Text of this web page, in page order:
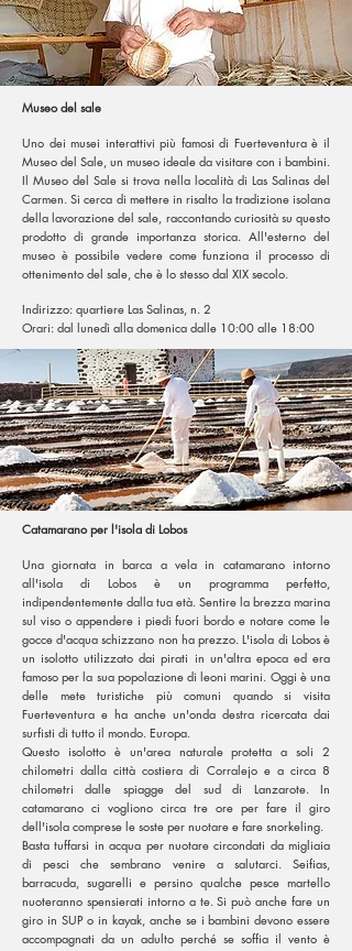
Museo del sale
Uno dei musei interattivi più famosi di Fuerteventura è il
Museo del Sale, un museo ideale da visitare con i bambini.
Il Museo del Sale si trova nella località di Las Salinas del
Carmen. Si cerca di mettere in risalto la tradizione isolana
della lavorazione del sale, raccontando curiosità su questo
prodotto di grande importanza storica. All'esterno del
museo è possibile vedere come funziona il processo di
ottenimento del sale, che è lo stesso dal XIX secolo.
Indirizzo: quartiere Las Salinas, n. 2
Orari: dal lunedì alla domenica dalle 10:00 alle 18:00
Catamarano per l'isola di Lobos
Una giornata in barca a vela in catamarano intorno
all'isola di Lobos è un programma perfetto,
indipendentemente dalla tua età. Sentire la brezza marina
sul viso o appendere i piedi fuori bordo e notare come le
gocce d'acqua schizzano non ha prezzo. L'isola di Lobos è
un isolotto utilizzato dai pirati in un'altra epoca ed era
famoso per la sua popolazione di leoni marini. Oggi è una
delle mete turistiche più comuni quando si visita
Fuerteventura e ha anche un'onda destra ricercata dai
surfisti di tutto il mondo. Europa.
Questo isolotto è un'area naturale protetta a soli 2
chilometri dalla città costiera di Corralejo e a circa 8
chilometri dalle spiagge del sud di Lanzarote. In
catamarano ci vogliono circa tre ore per fare il giro
dell'isola comprese le soste per nuotare e fare snorkeling.
Basta tuffarsi in acqua per nuotare circondati da migliaia
di pesci che sembrano venire a salutarci. Seifias,
barracuda, sugarelli e persino qualche pesce martello
nuoteranno spensierati intorno a te. Si può anche fare un
giro in SUP o in kayak, anche se i bambini devono essere
accompagnati da un adulto perché se soffia il vento è